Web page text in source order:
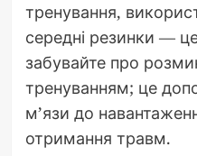
тренування,
середні резинки —
забувайте про
тренуванням; це
м’язи до
отримання травм.